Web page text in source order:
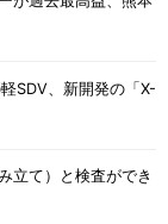
SDV、新開発の「X-
立て）と検査ができ